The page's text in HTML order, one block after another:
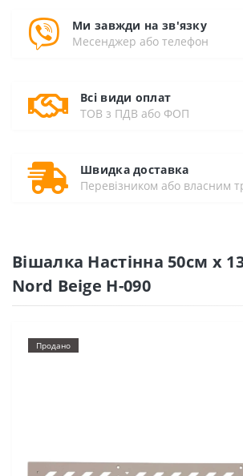
Ми завжди на зв'язку
Месенджер або телефон
Всі види оплат
ТОВ з ПДВ або ФОП
Швидка доставка
Перевізником або власним
Вішалка Настінна 50см х
Nord Beige H-090
Продано